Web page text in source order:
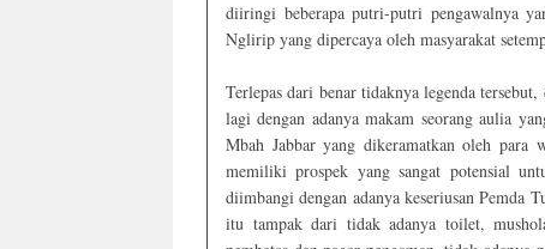
diiringi beberapa putri-putri pengawalnya
Nglirip yang dipercaya oleh masyarakat
Terlepas dari benar tidaknya legenda
lagi dengan adanya makam seorang aulia
Mbah Jabbar yang dikeramatkan oleh
memiliki prospek yang sangat potensial
diimbangi dengan adanya keseriusan Pemda
itu tampak dari tidak adanya toilet,